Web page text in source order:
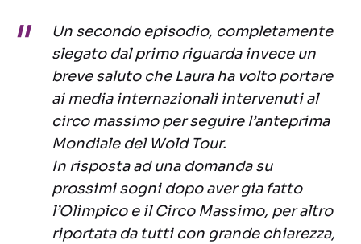
Un secondo episodio, completamente
slegato dal primo riguarda invece un
breve saluto che Laura ha volto portare
ai media internazionali intervenuti al
circo massimo per seguire l’anteprima
Mondiale del Wold Tour.
In risposta ad una domanda su
prossimi sogni dopo aver gia fatto
l’Olimpico e il Circo Massimo, per altro
riportata da tutti con grande chiarezza,